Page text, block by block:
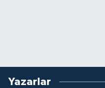
Yazarlar